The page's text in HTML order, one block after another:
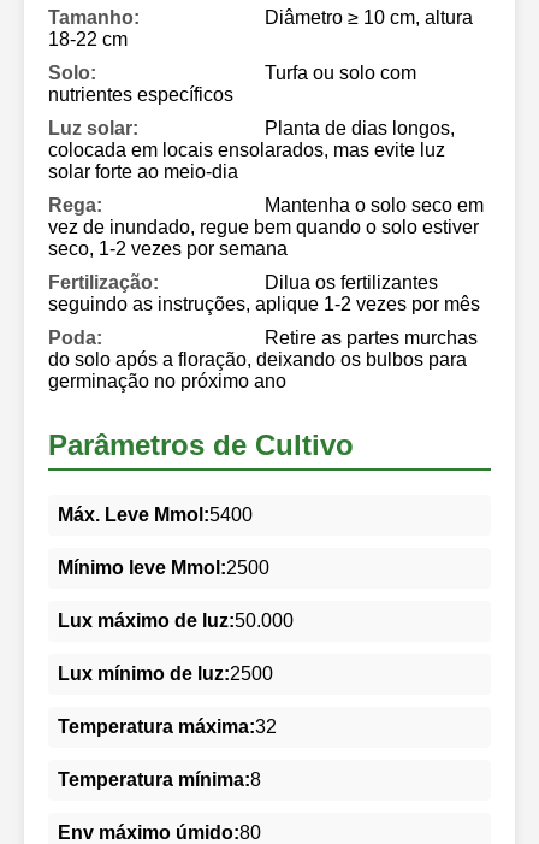
Tamanho:
Diâmetro ≥ 10 cm, altura
18-22 cm
Solo:
Turfa ou solo com
nutrientes específicos
Luz solar:
Planta de dias longos,
colocada em locais ensolarados, mas evite luz
solar forte ao meio-dia
Rega:
Mantenha o solo seco em
vez de inundado, regue bem quando o solo estiver
seco, 1-2 vezes por semana
Fertilização:
Dilua os fertilizantes
seguindo as instruções, aplique 1-2 vezes por mês
Poda:
Retire as partes murchas
do solo após a floração, deixando os bulbos para
germinação no próximo ano
Parâmetros de Cultivo
Máx. Leve Mmol:5400
Mínimo leve Mmol:2500
Lux máximo de luz:50.000
Lux mínimo de luz:2500
Temperatura máxima:32
Temperatura mínima:8
Env máximo úmido:80